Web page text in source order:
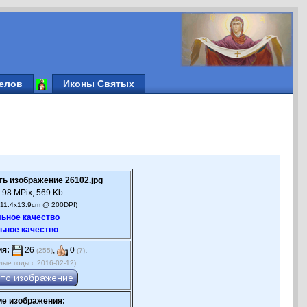
Иконы Святых
изображение 26102.jpg
MPix, 569 Kb.
@ 200DPI)
качество
качество
26 (255), 0 (7).
годы с 2016-02-12)
изображения: